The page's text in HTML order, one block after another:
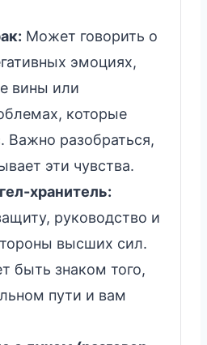
Может говорить о
эмоциях,
вины или
которые
Важно разобраться,
эти чувства.
хранитель:
руководство и
высших сил.
быть знаком того,
пути и вам